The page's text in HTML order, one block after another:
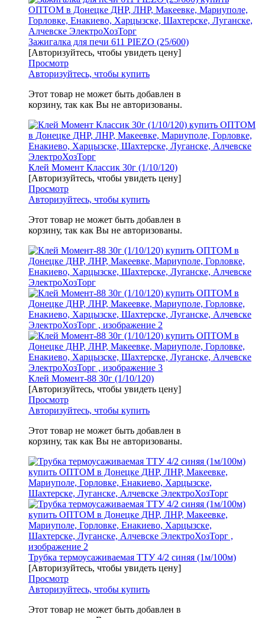
Зажигалка для печи 611 PIEZO (25/600)
[Авторизуйтесь, чтобы увидеть цену]
Просмотр
Авторизуйтесь, чтобы купить
Этот товар не может быть добавлен в
корзину, так как Вы не авторизованы.
Клей Момент Классик 30г (1/10/120)
[Авторизуйтесь, чтобы увидеть цену]
Просмотр
Авторизуйтесь, чтобы купить
Этот товар не может быть добавлен в
корзину, так как Вы не авторизованы.
Клей Момент-88 30г (1/10/120)
[Авторизуйтесь, чтобы увидеть цену]
Просмотр
Авторизуйтесь, чтобы купить
Этот товар не может быть добавлен в
корзину, так как Вы не авторизованы.
Трубка термоусаживаемая ТТУ 4/2 синяя (1м/100м)
[Авторизуйтесь, чтобы увидеть цену]
Просмотр
Авторизуйтесь, чтобы купить
Этот товар не может быть добавлен в